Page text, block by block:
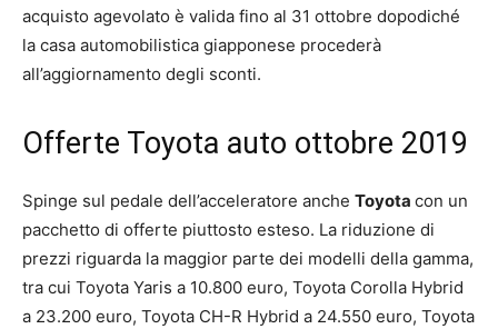
acquisto agevolato è valida fino al 31 ottobre dopodiché
la casa automobilistica giapponese procederà
all’aggiornamento degli sconti.
Offerte Toyota auto ottobre 2019
Spinge sul pedale dell’acceleratore anche Toyota con un
pacchetto di offerte piuttosto esteso. La riduzione di
prezzi riguarda la maggior parte dei modelli della gamma,
tra cui Toyota Yaris a 10.800 euro, Toyota Corolla Hybrid
a 23.200 euro, Toyota CH-R Hybrid a 24.550 euro, Toyota